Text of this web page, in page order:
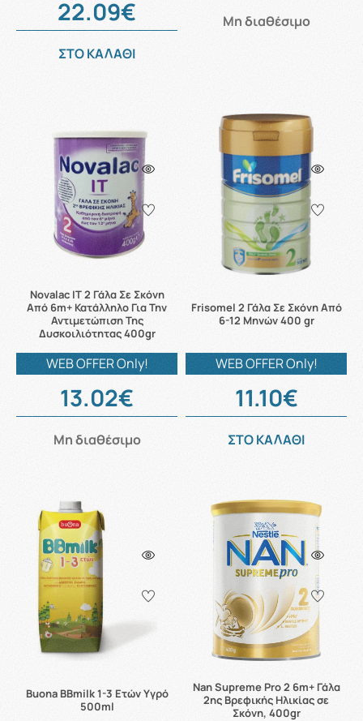
22.09€
ΣΤΟ ΚΑΛΑΘΙ
Μη διαθέσιμο
Novalac IT 2 Γάλα Σε Σκόνη
Από 6m+ Κατάλληλο Για Την
Αντιμετώπιση Της
Δυσκοιλιότητας 400gr
WEB OFFER Only!
13.02€
Μη διαθέσιμο
Frisomel 2 Γάλα Σε Σκόνη Από
6-12 Μηνών 400 gr
WEB OFFER Only!
11.10€
ΣΤΟ ΚΑΛΑΘΙ
Buona BBmilk 1-3 Ετών Υγρό
500ml
Nan Supreme Pro 2 6m+ Γάλα
2ης Βρεφικής Ηλικίας σε
Σκόνη, 400gr